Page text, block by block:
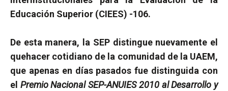
Educación Superior (CIEES) -106.
De esta manera, la SEP distingue nuevamente el
quehacer cotidiano de la comunidad de la UAEM,
que apenas en días pasados fue distinguida con
el Premio Nacional SEP-ANUIES 2010 al Desarrollo y